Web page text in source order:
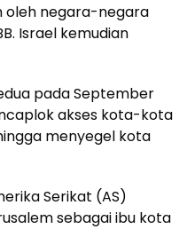
oleh negara-negara
Israel kemudian
pada September
akses kota-kota
menyegel kota
Serikat (AS)
sebagai ibu kota